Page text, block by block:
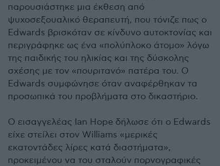
παρουσιάστηκε μια έκθεση από
ψυχοσεξουαλικό θεραπευτή, που τόνιζε πως ο
Edwards βρισκόταν σε κίνδυνο αυτοκτονίας και
περιγράφηκε ως ένα «πολύπλοκο άτομο» λόγω
της παιδικής του ηλικίας και της δύσκολης
σχέσης με τον «πουριτανό» πατέρα του. Ο
Edwards συμφώνησε όταν αναφέρθηκαν τα
προσωπικά του προβλήματα στο δικαστήριο.
Ο εισαγγελέας Ian Hope δήλωσε ότι ο Edwards
είχε στείλει στον Williams «μερικές
εκατοντάδες λίρες κατά διαστήματα»,
προκειμένου να του σταλούν πορνογραφικές